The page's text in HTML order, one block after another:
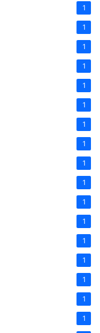
1
1
1
1
1
1
1
1
1
1
1
1
1
1
1
1
1